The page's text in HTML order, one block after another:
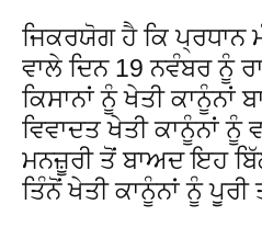
ਜਿਕਰਯੋਗ ਹੈ ਕਿ ਪ੍ਰਧਾਨ
ਵਾਲੇ ਦਿਨ 19 ਨਵੰਬਰ ਨੂੰ
ਕਿਸਾਨਾਂ ਨੂੰ ਖੇਤੀ ਕਾਨੂੰਨਾਂ
ਵਿਵਾਦਤ ਖੇਤੀ ਕਾਨੂੰਨਾਂ ਨੂੰ
ਮਨਜ਼ੂਰੀ ਤੋਂ ਬਾਅਦ ਇਹ
ਤਿੰਨੋਂ ਖੇਤੀ ਕਾਨੂੰਨਾਂ ਨੂੰ